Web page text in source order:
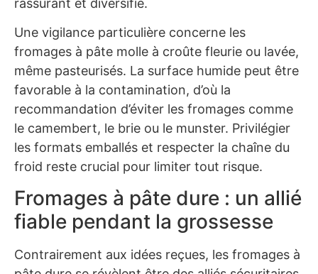
rassurant et diversifié.
Une vigilance particulière concerne les
fromages à pâte molle à croûte fleurie ou lavée,
même pasteurisés. La surface humide peut être
favorable à la contamination, d’où la
recommandation d’éviter les fromages comme
le camembert, le brie ou le munster. Privilégier
les formats emballés et respecter la chaîne du
froid reste crucial pour limiter tout risque.
Fromages à pâte dure : un allié
fiable pendant la grossesse
Contrairement aux idées reçues, les fromages à